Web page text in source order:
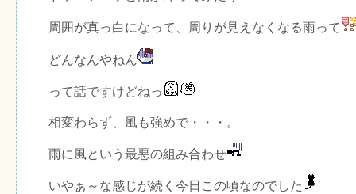
周囲が真っ白になって、周りが見えなくなる雨って
どんなんやねん
って話ですけどねっ
相変わらず、風も強めで・・・。
雨に風という最悪の組み合わせ
いやぁ～な感じが続く今日この頃なのでした